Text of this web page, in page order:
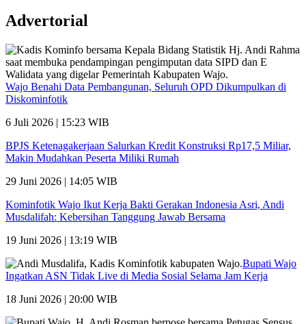
Advertorial
Wajo Benahi Data Pembangunan, Seluruh OPD Dikumpulkan di
Diskominfotik
6 Juli 2026 | 15:23 WIB
BPJS Ketenagakerjaan Salurkan Kredit Konstruksi Rp17,5 Miliar,
Makin Mudahkan Peserta Miliki Rumah
29 Juni 2026 | 14:05 WIB
Kominfotik Wajo Ikut Kerja Bakti Gerakan Indonesia Asri, Andi
Musdalifah: Kebersihan Tanggung Jawab Bersama
19 Juni 2026 | 13:19 WIB
Bupati Wajo
Ingatkan ASN Tidak Live di Media Sosial Selama Jam Kerja
18 Juni 2026 | 20:00 WIB